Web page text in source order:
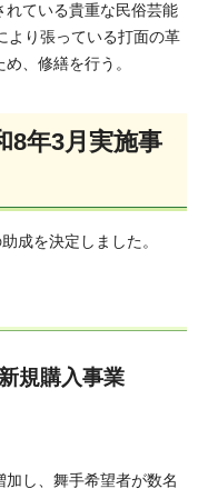
れている貴重な民俗芸能
より張っている打面の革
、修繕を行う。
8年3月実施事
成を決定しました。
規購入事業
し、舞手希望者が数名